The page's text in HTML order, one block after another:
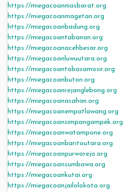
https://miegacoanniasbarat.org
https://miegacoanmagetan.org
https://miegacoanbadung.org
https://miegacoantabanan.org
https://miegacoanacehbesar.org
https://miegacoanluwuutara.org
https://miegacoantobasamosir.org
https://miegacoanbuton.org
https://miegacoanrejanglebong.org
https://miegacoanasahan.org
https://miegacoanempatlawang.org
https://miegacoansimpangampek.org
https://miegacoanwatampone.org
https://miegacoanbaritoutara.org
https://miegacoanpurworejo.org
https://miegacoansumbawa.org
https://miegacoankutai.org
https://miegacoanjailolokota.org